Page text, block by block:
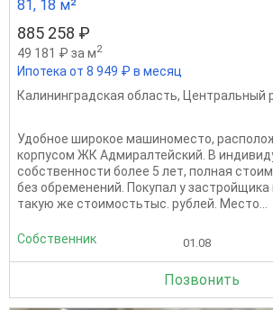
81, 18 м²
885 258 ₽
49 181 ₽ за м2
Ипотека от 8 949 ₽ в месяц
Калининградская область, Центральный
Удобное широкое машиноместо,
корпусом ЖК Адмиралтейский. В
собственности более 5 лет, полная
без обременений. Покупал у застройщика
такую же стоимостьтыс. рублей. Место...
Собственник 01.08
Позвонить